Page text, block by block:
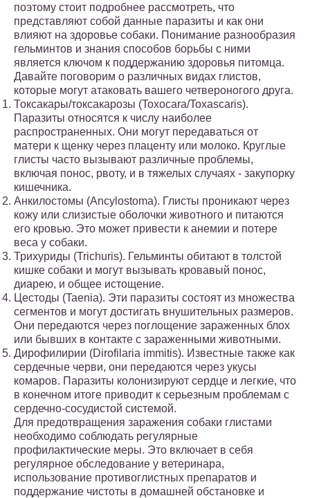
поэтому стоит подробнее рассмотреть, что
представляют собой данные паразиты и как они
влияют на здоровье собаки. Понимание разнообразия
гельминтов и знания способов борьбы с ними
является ключом к поддержанию здоровья питомца.
Давайте поговорим о различных видах глистов,
которые могут атаковать вашего четвероногого друга.
Токсакары/токсакарозы (Toxocara/Toxascaris).
Паразиты относятся к числу наиболее
распространенных. Они могут передаваться от
матери к щенку через плаценту или молоко. Круглые
глисты часто вызывают различные проблемы,
включая понос, рвоту, и в тяжелых случаях - закупорку
кишечника.
Анкилостомы (Ancylostoma). Глисты проникают через
кожу или слизистые оболочки животного и питаются
его кровью. Это может привести к анемии и потере
веса у собаки.
Трихуриды (Trichuris). Гельминты обитают в толстой
кишке собаки и могут вызывать кровавый понос,
диарею, и общее истощение.
Цестоды (Taenia). Эти паразиты состоят из множества
сегментов и могут достигать внушительных размеров.
Они передаются через поглощение зараженных блох
или бывших в контакте с зараженными животными.
Дирофилирии (Dirofilaria immitis). Известные также как
сердечные черви, они передаются через укусы
комаров. Паразиты колонизируют сердце и легкие, что
в конечном итоге приводит к серьезным проблемам с
сердечно-сосудистой системой.
Для предотвращения заражения собаки глистами
необходимо соблюдать регулярные
профилактические меры. Это включает в себя
регулярное обследование у ветеринара,
использование противоглистных препаратов и
поддержание чистоты в домашней обстановке и